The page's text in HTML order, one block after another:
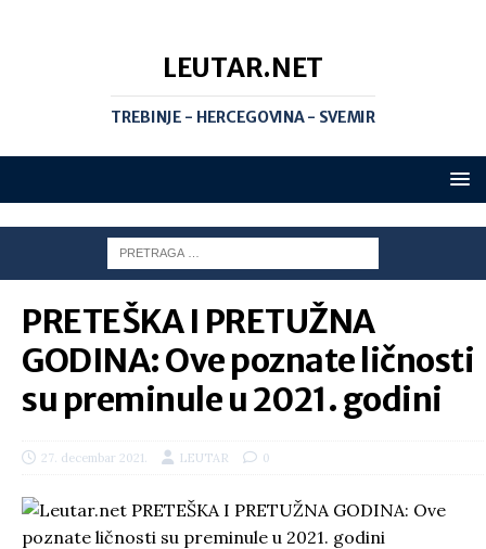
LEUTAR.NET
TREBINJE - HERCEGOVINA - SVEMIR
PRETEŠKA I PRETUŽNA
GODINA: Ove poznate ličnosti
su preminule u 2021. godini
27. decembar 2021. LEUTAR 0